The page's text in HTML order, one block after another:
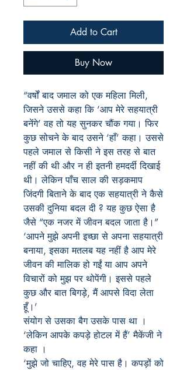
Add to Cart
Buy Now
“वर्षों बाद जमाल को एक महिला मिली,
जिसने उससे कहा कि ‘आप मेरे सहयात्री
बनेंगे’ वह तो यह सुनकर चौंक गया। फिर
कुछ सोचने के बाद उसने ‘हाँ’ कहा। उससे
पहले जमाल से किसी ने इस तरह से बात
नहीं की थी और न ही इतनी हमदर्दी दिखाई
थी। लेकिन पाँच साल की सड़कमाप
जिंदगी बिताने के बाद एक सहयात्री ने कैसे
उसकी दुनिया बदल दी ? यह कुछ ऐसा है
जैसे “एक नजर में जीवन बदल जाता है।”
‘आपने मुझे अपनी इच्छा से अपना सहयात्री
बनाया, इसका मतलब यह नहीं है आप मेरे
जीवन की मालिक हो गईं या आप अपने
विचारों को मुझ पर थोपेंगी। इससे पहले
कुछ और बात बिगड़े, मैं आपसे विदा लेता
हूँ।’
संयोग से उसका बैग उसके पास था ।
‘लेकिन आपके कपड़े होटल में हैं’ मैकेंजी ने
कहा ।
‘मुझे जो चाहिए, वह मेरे पास है। कपड़ों को